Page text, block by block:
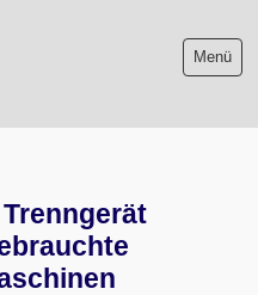
Menü